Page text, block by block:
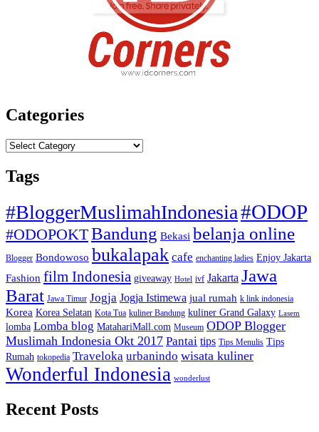
Categories
Categories
Tags
#BloggerMuslimahIndonesia#ODOP
#ODOPOKTBandung Bekasi belanja online
Blogger Bondowoso bukalapak cafe enchanting ladies Enjoy Jakarta
Fashion film Indonesia giveaway Hotel ivf Jakarta Jawa
Barat Jawa Timur Jogja Jogja Istimewa jual rumah k link indonesia
Korea Korea Selatan Kota Tua kuliner Bandung kuliner Grand Galaxy Lasem
lomba Lomba blog MatahariMall.com Museum ODOP Blogger
Muslimah Indonesia Okt 2017 Pantai tips Tips Menulis Tips
Rumah tokopedia Traveloka urbanindo wisata kuliner
Wonderful Indonesia wonderlust
Recent Posts